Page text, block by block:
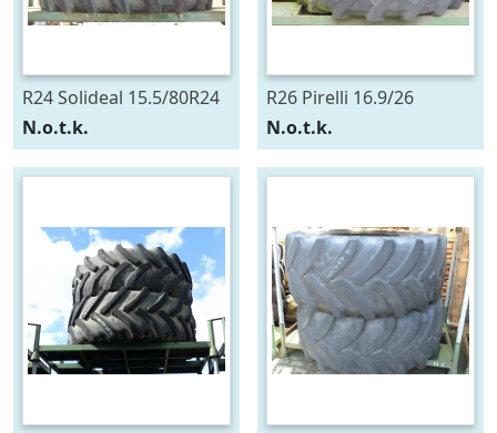
R24 Solideal 15.5/80R24
N.o.t.k.
R26 Pirelli 16.9/26
N.o.t.k.